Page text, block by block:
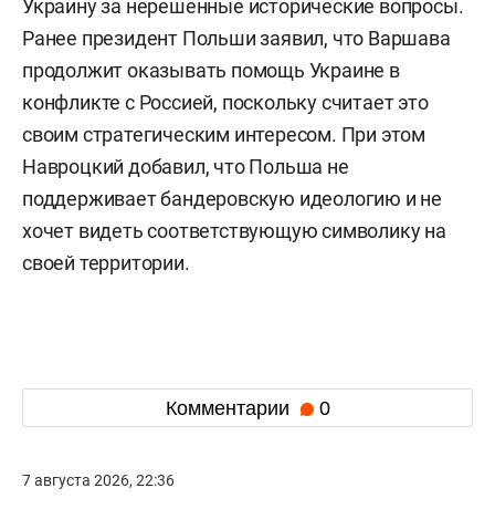
Украину за нерешенные исторические вопросы.
Ранее президент Польши заявил, что Варшава
продолжит оказывать помощь Украине в
конфликте с Россией, поскольку считает это
своим стратегическим интересом. При этом
Навроцкий добавил, что Польша не
поддерживает бандеровскую идеологию и не
хочет видеть соответствующую символику на
своей территории.
Комментарии 0
7 августа 2026, 22:36